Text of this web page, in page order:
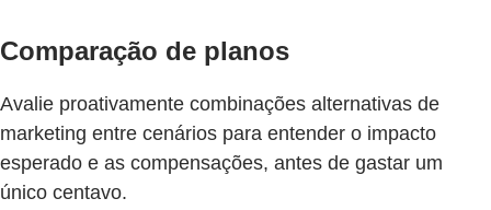
Comparação de planos
Avalie proativamente combinações alternativas de
marketing entre cenários para entender o impacto
esperado e as compensações, antes de gastar um
único centavo.